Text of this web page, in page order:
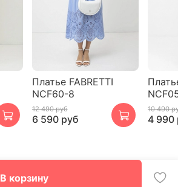
В корзину
Платье FABRETTI
NCF60-8
12 490 руб
6 590 руб
10 490
4 990